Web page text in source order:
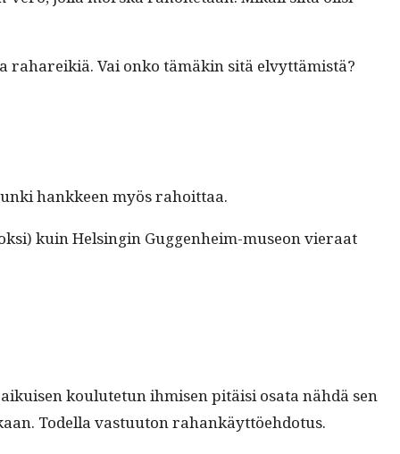
rahareik­iä. Vai onko tämäkin sitä elvyttämistä?
han­kkeen myös rahoittaa.
kuin Helsin­gin Guggen­heim-museon vier­aat
koulute­tun ihmisen pitäisi osa­ta nähdä sen
Todel­la vas­tu­u­ton rahankäyttöehdotus.